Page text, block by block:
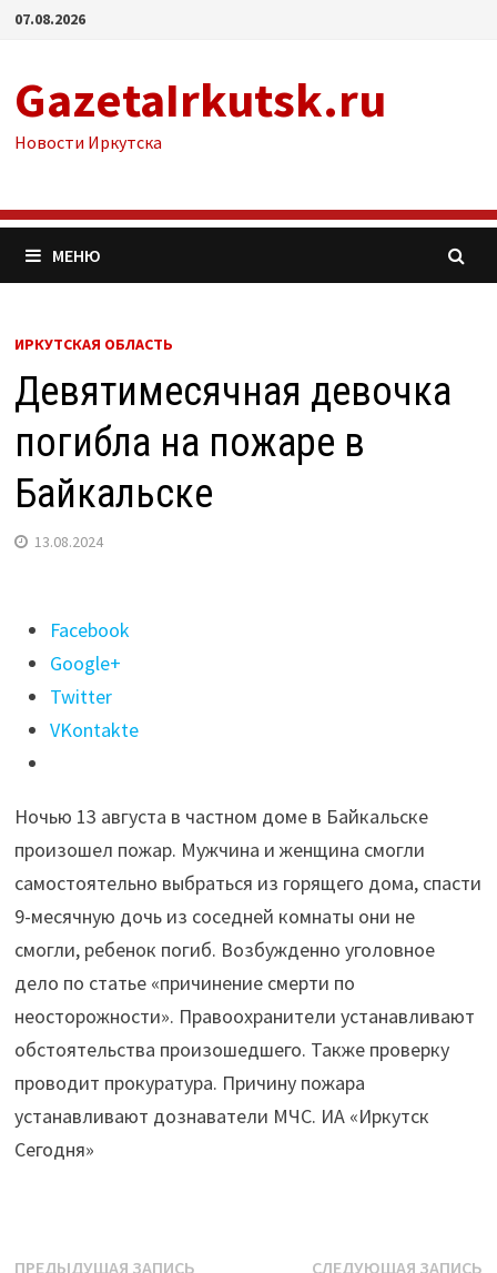
Перейти
07.08.2026
GazetaIrkutsk.ru
Новости Иркутска
МЕНЮ
ИРКУТСКАЯ ОБЛАСТЬ
Девятимесячная девочка
погибла на пожаре в
Байкальске
13.08.2024
Поделиться
"Девятимесячная
девочка
погибла
на
в
Байкальске"
Facebook
Google+
Twitter
VKontakte
Ночью 13 августа в частном доме в Байкальске
произошел пожар. Мужчина и женщина смогли
самостоятельно выбраться из горящего дома, спасти
9-месячную дочь из соседней комнаты они не
смогли, ребенок погиб. Возбужденно уголовное
дело по статье «причинение смерти по
неосторожности». Правоохранители устанавливают
обстоятельства произошедшего. Также проверку
проводит прокуратура. Причину пожара
устанавливают дознаватели МЧС. ИА «Иркутск
Сегодня»
ПРЕДЫДУЩАЯ ЗАПИСЬПредыдущая
СЛЕДУЮЩАЯ ЗАПИСЬ